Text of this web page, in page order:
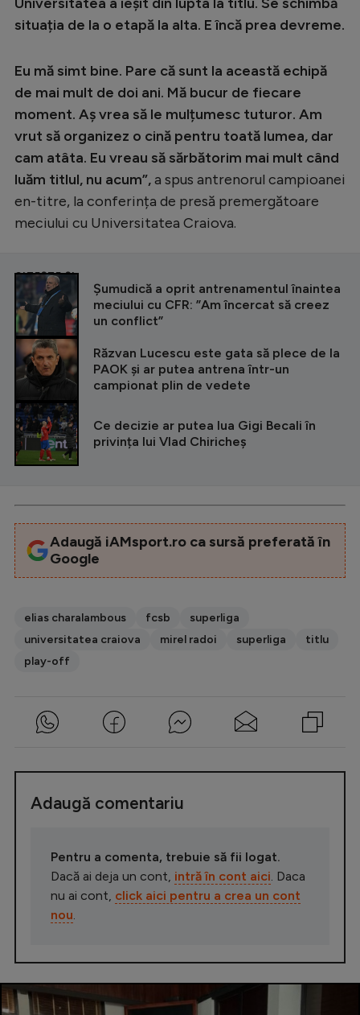
situația de la o etapă la alta. E încă prea devreme.
Eu mă simt bine. Pare că sunt la această echipă
de mai mult de doi ani. Mă bucur de fiecare
moment. Aș vrea să le mulțumesc tuturor. Am
vrut să organizez o cină pentru toată lumea, dar
cam atâta. Eu vreau să sărbătorim mai mult când
luăm titlul, nu acum”,a spus antrenorul campioanei
en-titre, la conferința de presă premergătoare
meciului cu Universitatea Craiova.
CITEȘTE ȘI
Șumudică a oprit antrenamentul înaintea
meciului cu CFR: ”Am încercat să creez
un conflict”
Răzvan Lucescu este gata să plece de la
PAOK și ar putea antrena într-un
campionat plin de vedete
Ce decizie ar putea lua Gigi Becali în
privința lui Vlad Chiricheș
Adaugă iAMsport.ro ca sursă preferată în
Google
elias charalambous fcsb
superliga
universitatea craiova
mirel radoi superliga
titlu
play-off
Adaugă comentariu
Pentru a comenta, trebuie să fii logat.
Dacă ai deja un cont, intră în cont aici . Daca
nu ai cont, click aici pentru a crea un cont
nou